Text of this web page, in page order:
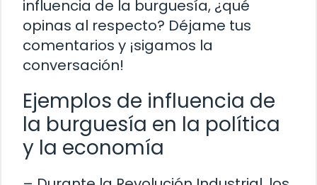
influencia de la burguesía, ¿qué
opinas al respecto? Déjame tus
comentarios y ¡sigamos la
conversación!
Ejemplos de influencia de
la burguesía en la política
y la economía